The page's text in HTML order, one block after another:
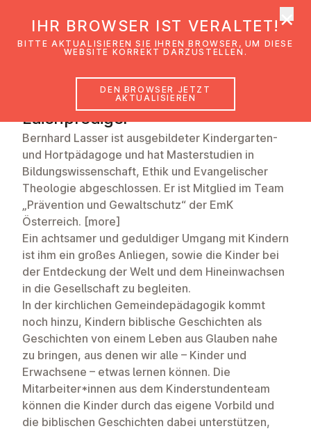
Bernhard Lasser
Laienprediger
Bernhard Lasser ist ausgebildeter Kindergarten-
und Hortpädagoge und hat Masterstudien in
Bildungswissenschaft, Ethik und Evangelischer
Theologie abgeschlossen. Er ist Mitglied im Team
„Prävention und Gewaltschutz“ der EmK
Österreich. [more]
Ein achtsamer und geduldiger Umgang mit Kindern
ist ihm ein großes Anliegen, sowie die Kinder bei
der Entdeckung der Welt und dem Hineinwachsen
in die Gesellschaft zu begleiten.
In der kirchlichen Gemeindepädagogik kommt
noch hinzu, Kindern biblische Geschichten als
Geschichten von einem Leben aus Glauben nahe
zu bringen, aus denen wir alle – Kinder und
Erwachsene – etwas lernen können. Die
Mitarbeiter*innen aus dem Kinderstundenteam
können die Kinder durch das eigene Vorbild und
die biblischen Geschichten dabei unterstützen,
IHR BROWSER IST VERALTET!
BITTE AKTUALISIEREN SIE IHREN BROWSER, UM DIESE
WEBSITE KORREKT DARZUSTELLEN.
DEN BROWSER JETZT
AKTUALISIEREN
×